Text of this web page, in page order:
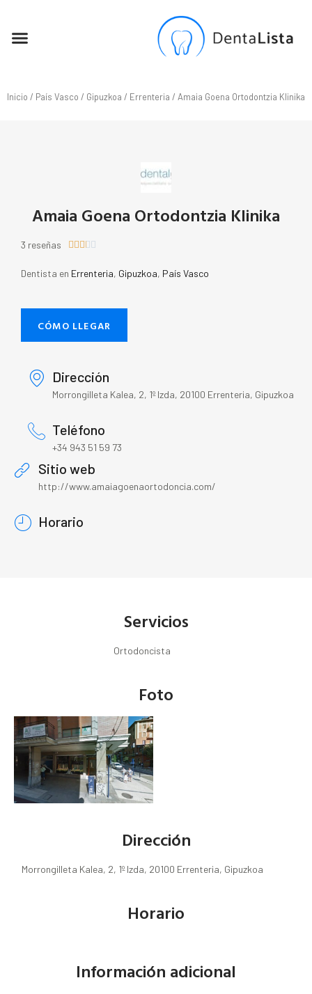
Inicio / País Vasco / Gipuzkoa / Errenteria / Amaia Goena Ortodontzia Klinika
Amaia Goena Ortodontzia Klinika
3 reseñas     
Dentista en Errenteria, Gipuzkoa, País Vasco
CÓMO LLEGAR
Dirección
Morrongilleta Kalea, 2, 1º Izda, 20100 Errenteria, Gipuzkoa
Teléfono
+34 943 51 59 73
Sitio web
http://www.amaiagoenaortodoncia.com/
Horario
Servicios
Ortodoncista
Foto
Dirección
Morrongilleta Kalea, 2, 1º Izda, 20100 Errenteria, Gipuzkoa
Horario
Información adicional